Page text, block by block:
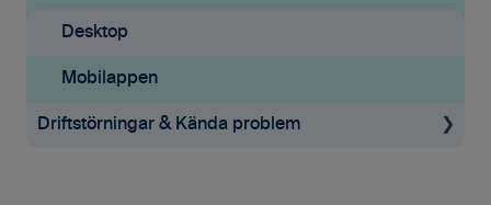
Tilläggstjänster
Mobilappen
Mobilappen
Desktop
Mobilappen
Driftstörningar & Kända problem